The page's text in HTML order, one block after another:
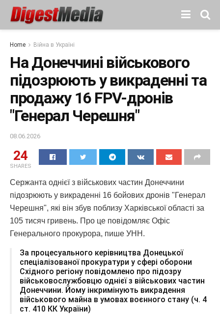
Home Війна в Україні
На Донеччині військового
підозрюють у викраденні та
продажу 16 FPV-дронів
"Генерал Черешня"
08.06.2026
24
SHARES
Сержанта однієї з військових частин Донеччини
підозрюють у викраденні 16 бойових дронів "Генерал
Черешня", які він збув поблизу Харківської області за
105 тисяч гривень. Про це повідомляє Офіс
Генерального прокурора, пише УНН.
За процесуального керівництва Донецької
спеціалізованої прокуратури у сфері оборони
Східного регіону повідомлено про підозру
військовослужбовцю однієї з військових частин
Донеччини. Йому інкримінують викрадення
військового майна в умовах воєнного стану (ч. 4
ст. 410 КК України)